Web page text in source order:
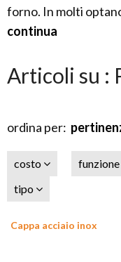
forno. In molti
continua
Articoli su :
ordina per:
costo funzione
tipo
Cappa acciaio inox